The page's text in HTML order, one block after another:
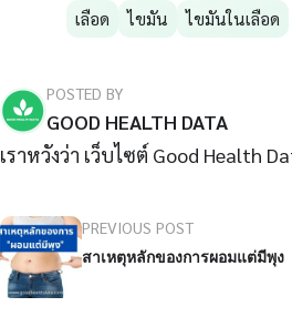
เลือด
ไขมัน ไขมันในเลือด
POSTED BY
GOOD HEALTH DATA
เราหวังว่า เว็บไซต์ Good Health
PREVIOUS POST
สาเหตุหลักของการผอมแต่มีพุง